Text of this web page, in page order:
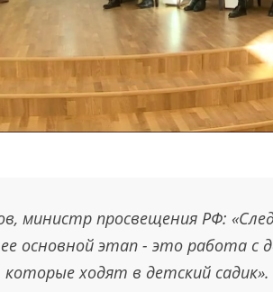
министр просвещения РФ:
основной этап - это работа с
ходят в детский садик».